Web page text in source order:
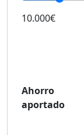
10.000€
Ahorro
aportado